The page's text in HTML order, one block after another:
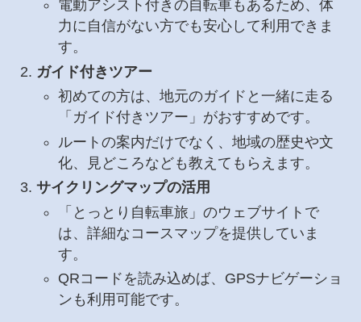
電動アシスト付きの自転車もあるため、体
力に自信がない方でも安心して利用できま
す。
ガイド付きツアー
初めての方は、地元のガイドと一緒に走る
「ガイド付きツアー」がおすすめです。
ルートの案内だけでなく、地域の歴史や文
化、見どころなども教えてもらえます。
サイクリングマップの活用
「とっとり自転車旅」のウェブサイトで
は、詳細なコースマップを提供していま
す。
QRコードを読み込めば、GPSナビゲーショ
ンも利用可能です。